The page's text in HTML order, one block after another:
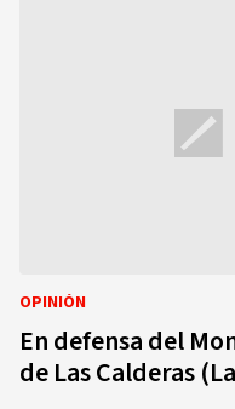
OPINIÓN
En defensa del
de Las Calderas